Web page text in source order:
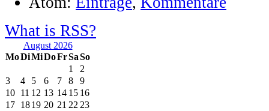
What is RSS?
August 2026
MoDiMiDoFrSaSo
1
2
3
4 5 6 7 8
9
10 11 12 13 14 15 16
17 1819 20 21 22 23